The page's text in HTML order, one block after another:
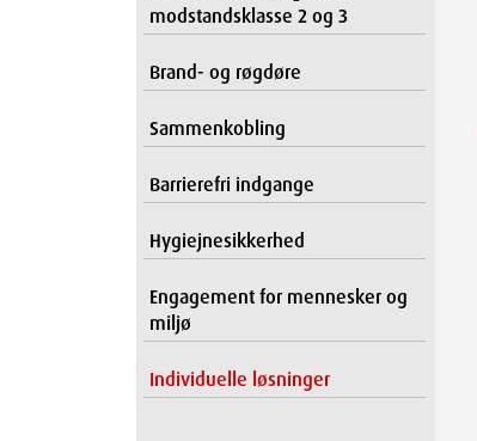
modstandsklasse 2 og 3
Brand- og røgdøre
Sammenkobling
Barrierefri indgange
Hygiejnesikkerhed
Engagement for mennesker og
miljø
Individuelle løsninger